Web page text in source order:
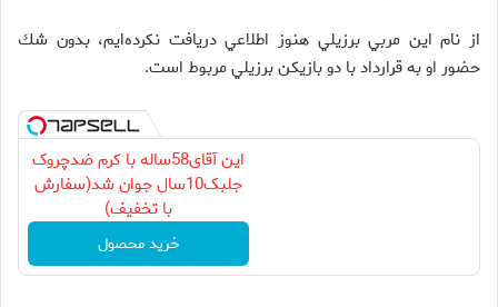
از نام اين مربي برزيلي هنوز اطلاعي دريافت نكرده‌ايم، بدون شك
حضور او به قرارداد با دو بازيكن برزيلي مربوط است.
این آقای58ساله با کرم ضدچروک
جلبک10سال جوان شد(سفارش
با تخفیف)
خرید محصول